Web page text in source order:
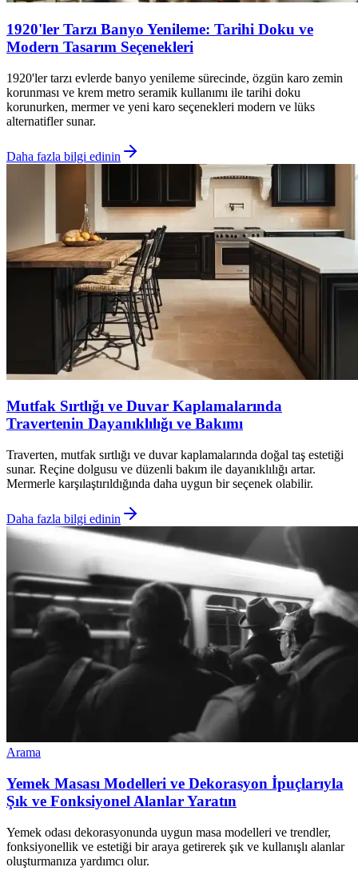
1920'ler Tarzı Banyo Yenileme: Tarihi Doku ve
Modern Tasarım Seçenekleri
1920'ler tarzı evlerde banyo yenileme sürecinde, özgün karo zemin
korunması ve krem metro seramik kullanımı ile tarihi doku
korunurken, mermer ve yeni karo seçenekleri modern ve lüks
alternatifler sunar.
Daha fazla bilgi edinin
Mutfak Sırtlığı ve Duvar Kaplamalarında
Travertenin Dayanıklılığı ve Bakımı
Traverten, mutfak sırtlığı ve duvar kaplamalarında doğal taş estetiği
sunar. Reçine dolgusu ve düzenli bakım ile dayanıklılığı artar.
Mermerle karşılaştırıldığında daha uygun bir seçenek olabilir.
Daha fazla bilgi edinin
Arama
Yemek Masası Modelleri ve Dekorasyon İpuçlarıyla
Şık ve Fonksiyonel Alanlar Yaratın
Yemek odası dekorasyonunda uygun masa modelleri ve trendler,
fonksiyonellik ve estetiği bir araya getirerek şık ve kullanışlı alanlar
oluşturmanıza yardımcı olur.